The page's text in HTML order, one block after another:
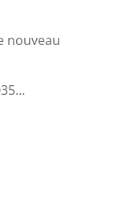
nouveau